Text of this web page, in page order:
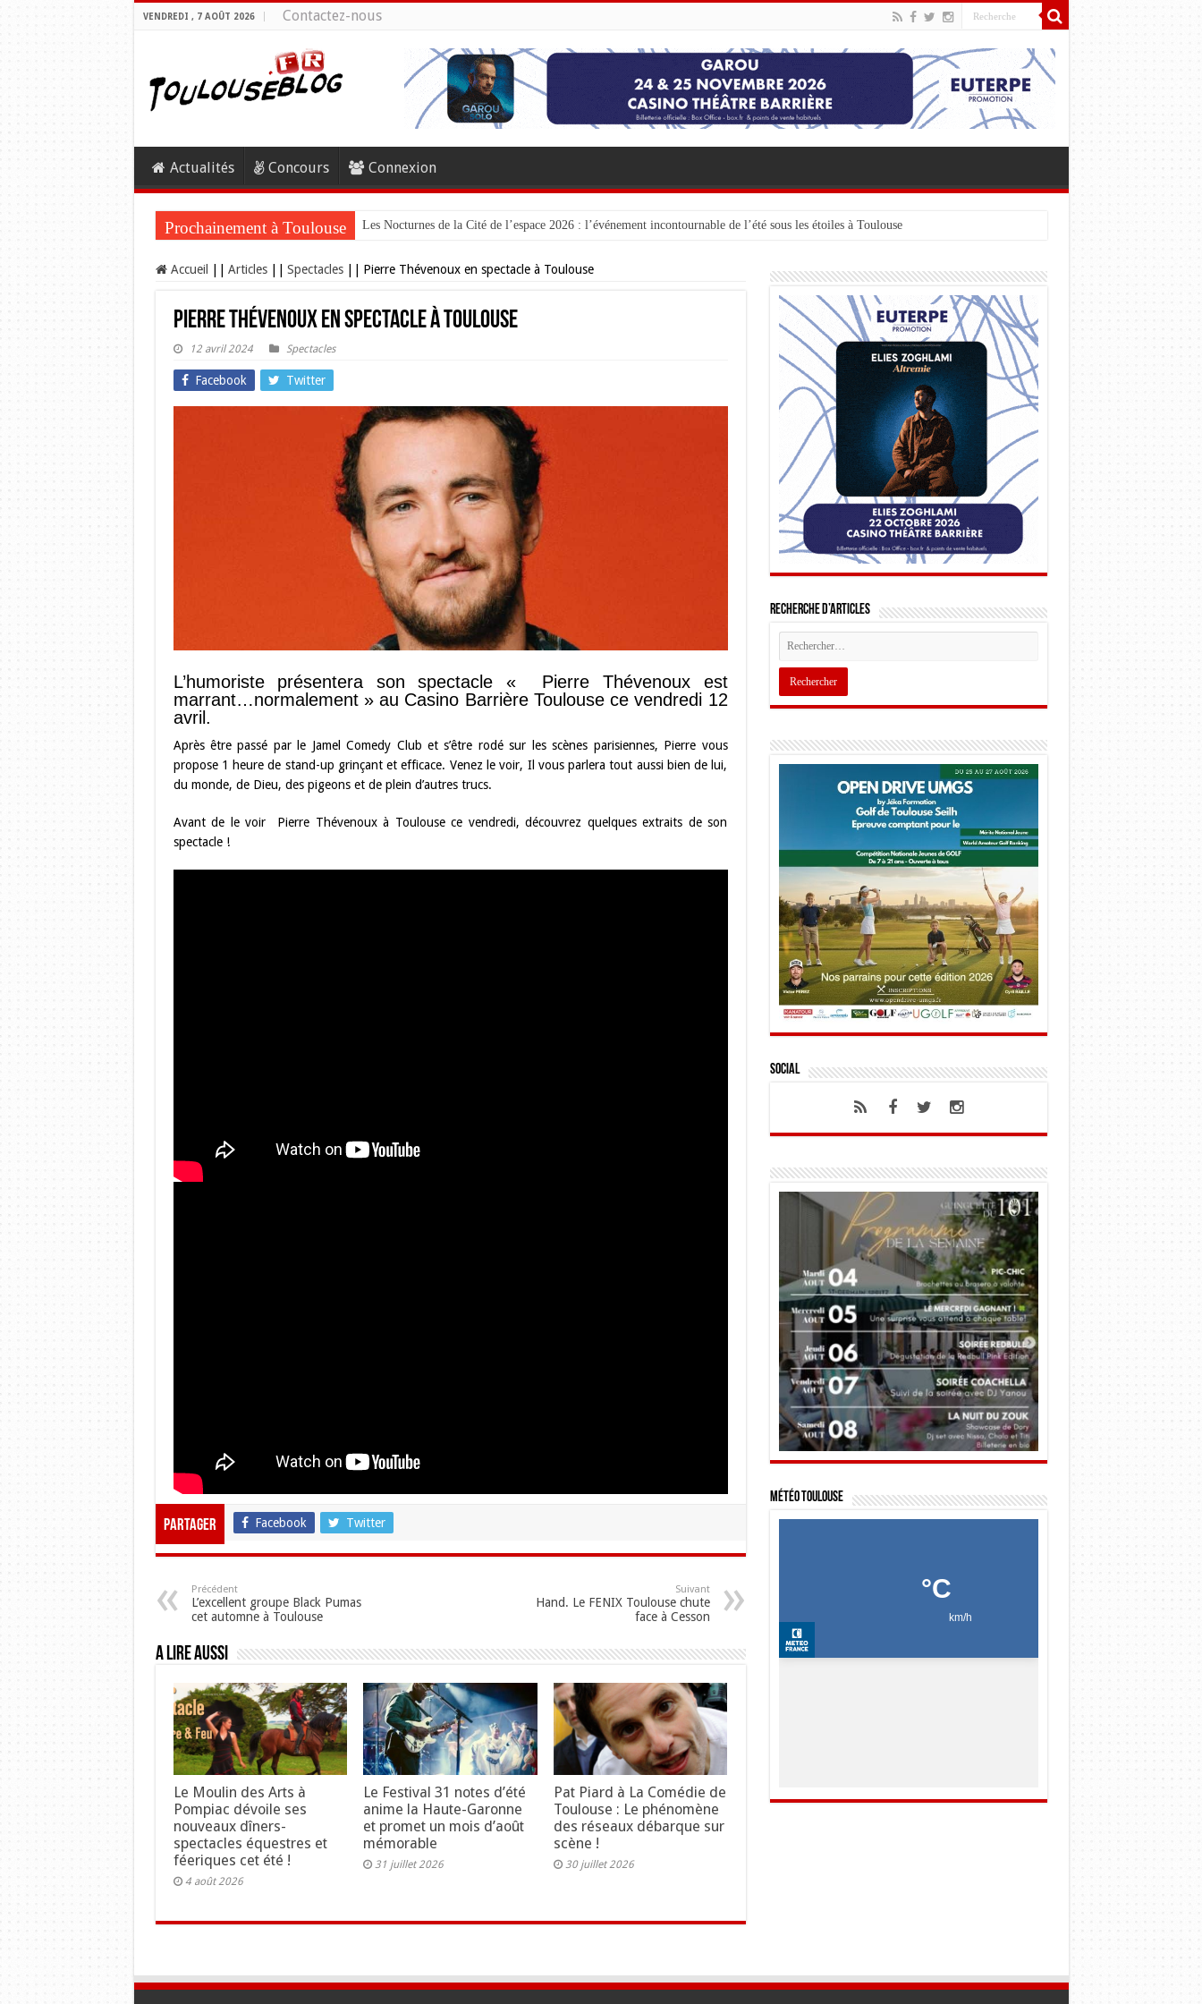
VENDREDI , 7 AOÛT 2026 Contactez-nous
Actualités Concours Connexion
Prochainement à Toulouse Les Nocturnes de la Cité de l’espace 2026 : l’événement incontournable de l’été sous les étoiles à Toulouse
Accueil Articles Spectacles Pierre Thévenoux en spectacle à Toulouse
Pierre Thévenoux en spectacle à Toulouse
12 avril 2024 Spectacles
Facebook Twitter
L’humoriste présentera son spectacle « Pierre Thévenoux est
marrant…normalement » au Casino Barrière Toulouse ce vendredi 12
avril.
Après être passé par le Jamel Comedy Club et s’être rodé sur les scènes parisiennes, Pierre vous
propose 1 heure de stand-up grinçant et efficace. Venez le voir, Il vous parlera tout aussi bien de lui,
du monde, de Dieu, des pigeons et de plein d’autres trucs.
Avant de le voir Pierre Thévenoux à Toulouse ce vendredi, découvrez quelques extraits de son
spectacle !
Partager Facebook Twitter
Précédent
L’excellent groupe Black Pumas
cet automne à Toulouse
Suivant
Hand. Le FENIX Toulouse chute
face à Cesson
A lire aussi
Le Moulin des Arts à
Pompiac dévoile ses
nouveaux dîners-
spectacles équestres et
féeriques cet été !
4 août 2026
Le Festival 31 notes d’été
anime la Haute-Garonne
et promet un mois d’août
mémorable
31 juillet 2026
Pat Piard à La Comédie de
Toulouse : Le phénomène
des réseaux débarque sur
scène !
30 juillet 2026
Recherche d’articles
Social
Météo Toulouse